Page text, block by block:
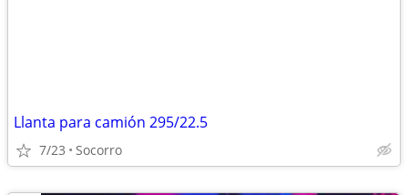
Llanta para camión 295/22.5
7/23 Socorro